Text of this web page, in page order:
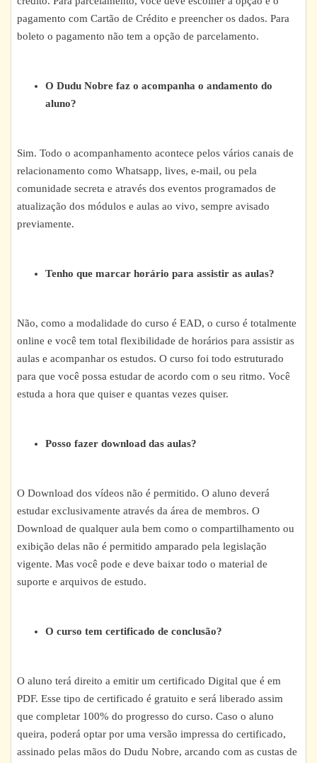
pagamento com Cartão de Crédito e preencher os dados. Para
boleto o pagamento não tem a opção de parcelamento.
O Dudu Nobre faz o acompanha o andamento do
aluno?
Sim. Todo o acompanhamento acontece pelos vários canais de
relacionamento como Whatsapp, lives, e-mail, ou pela
comunidade secreta e através dos eventos programados de
atualização dos módulos e aulas ao vivo, sempre avisado
previamente.
Tenho que marcar horário para assistir as aulas?
Não, como a modalidade do curso é EAD, o curso é totalmente
online e você tem total flexibilidade de horários para assistir as
aulas e acompanhar os estudos. O curso foi todo estruturado
para que você possa estudar de acordo com o seu ritmo. Você
estuda a hora que quiser e quantas vezes quiser.
Posso fazer download das aulas?
O Download dos vídeos não é permitido. O aluno deverá
estudar exclusivamente através da área de membros. O
Download de qualquer aula bem como o compartilhamento ou
exibição delas não é permitido amparado pela legislação
vigente. Mas você pode e deve baixar todo o material de
suporte e arquivos de estudo.
O curso tem certificado de conclusão?
O aluno terá direito a emitir um certificado Digital que é em
PDF. Esse tipo de certificado é gratuito e será liberado assim
que completar 100% do progresso do curso. Caso o aluno
queira, poderá optar por uma versão impressa do certificado,
assinado pelas mãos do Dudu Nobre, arcando com as custas de